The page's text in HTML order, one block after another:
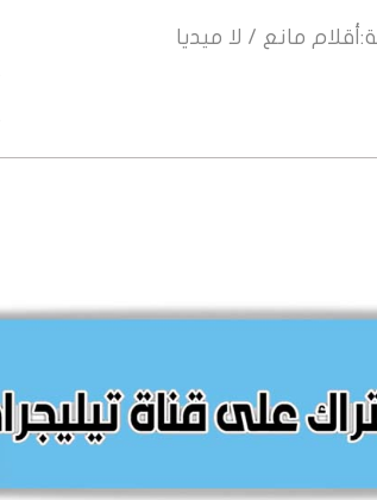
مانع / لا ميديا